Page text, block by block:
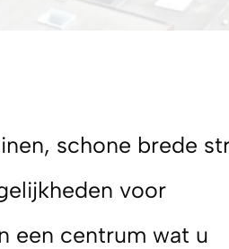
schone brede
voor
een centrum wat u